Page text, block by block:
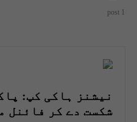
1 post
نیشنز ہاکی کپ:
شکست دے کر فائنل